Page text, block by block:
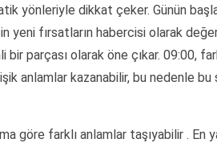
yönleriyle dikkat çeker. Günün
yeni fırsatların habercisi olarak
bir parçası olarak öne çıkar. 09:00,
anlamlar kazanabilir, bu nedenle bu
göre farklı anlamlar taşıyabilir . En